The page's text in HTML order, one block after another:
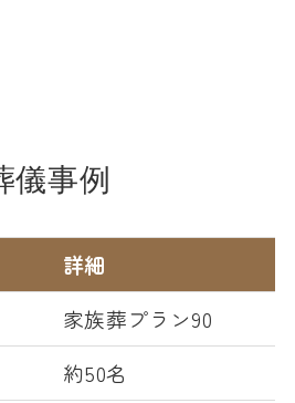
儀事例
詳細
家族葬プラン90
約50名